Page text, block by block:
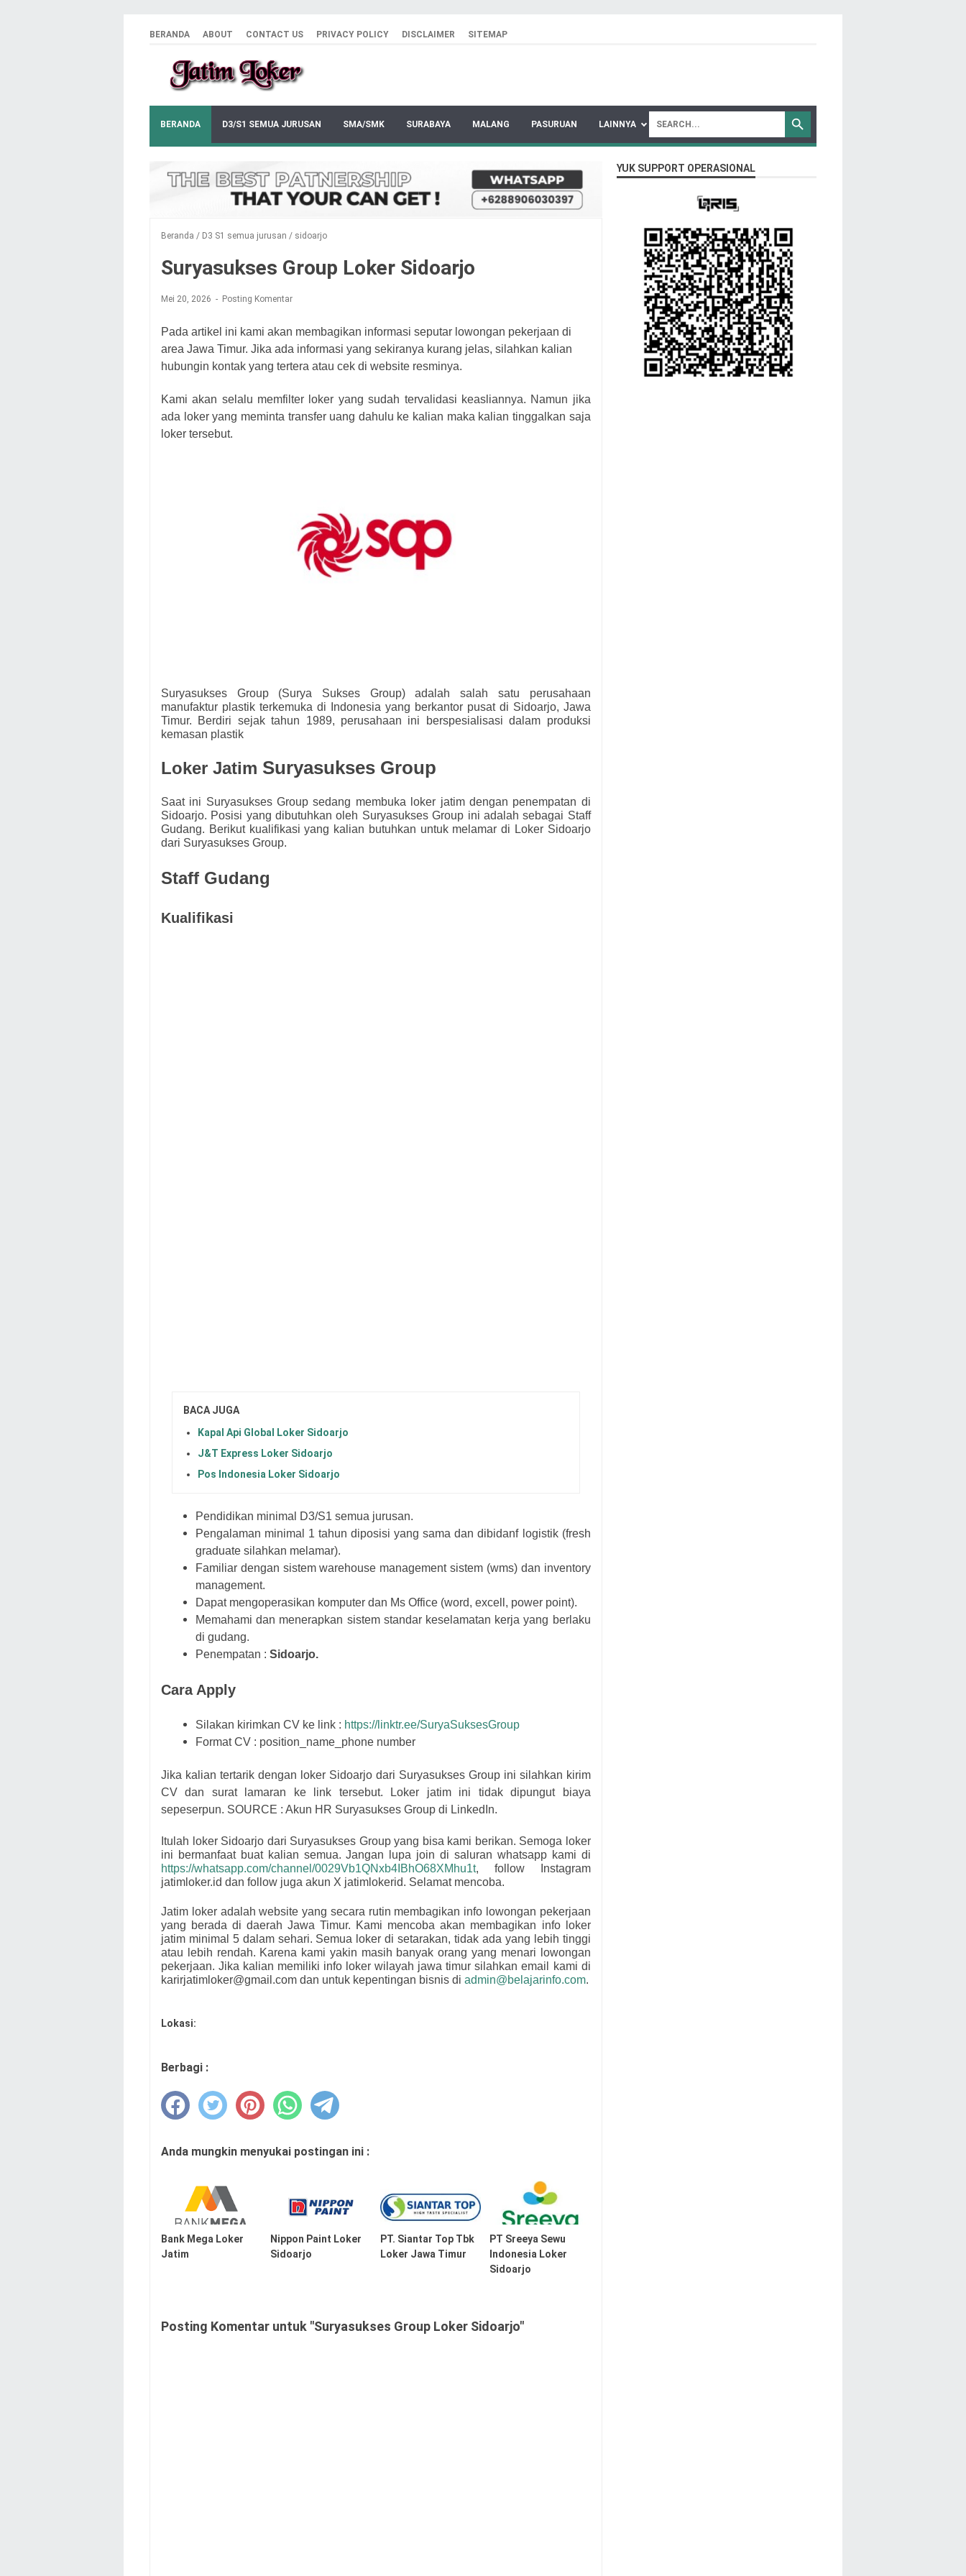
BERANDA ABOUT CONTACT US PRIVACY POLICY DISCLAIMER SITEMAP
BERANDA D3/S1 SEMUA JURUSAN SMA/SMK SURABAYA MALANG PASURUAN LAINNYA
Beranda / D3 S1 semua jurusan / sidoarjo
Suryasukses Group Loker Sidoarjo
Mei 20, 2026 Posting Komentar
Pada artikel ini kami akan membagikan informasi seputar lowongan pekerjaan di
area Jawa Timur. Jika ada informasi yang sekiranya kurang jelas, silahkan kalian
hubungin kontak yang tertera atau cek di website resminya.
Kami akan selalu memfilter loker yang sudah tervalidasi keasliannya. Namun jika
ada loker yang meminta transfer uang dahulu ke kalian maka kalian tinggalkan saja
loker tersebut.
Suryasukses Group (Surya Sukses Group) adalah salah satu perusahaan
manufaktur plastik terkemuka di Indonesia yang berkantor pusat di Sidoarjo, Jawa
Timur. Berdiri sejak tahun 1989, perusahaan ini berspesialisasi dalam produksi
kemasan plastik
Loker Jatim Suryasukses Group
Saat ini Suryasukses Groupsedang membuka loker jatim dengan penempatan di
Sidoarjo. Posisi yang dibutuhkan oleh Suryasukses Group ini adalah sebagai Staff
Gudang. Berikut kualifikasi yang kalian butuhkan untuk melamar di Loker Sidoarjo
dari Suryasukses Group.
Staff Gudang
Kualifikasi
BACA JUGA
Kapal Api Global Loker Sidoarjo
J&T Express Loker Sidoarjo
Pos Indonesia Loker Sidoarjo
Pendidikan minimal D3/S1 semua jurusan.
Pengalaman minimal 1 tahun diposisi yang sama dan dibidanf logistik (fresh
graduate silahkan melamar).
Familiar dengan sistem warehouse management sistem (wms) dan inventory
management.
Dapat mengoperasikan komputer dan Ms Office (word, excell, power point).
Memahami dan menerapkan sistem standar keselamatan kerja yang berlaku
di gudang.
Penempatan : Sidoarjo.
Cara Apply
Silakan kirimkan CV ke link : https://linktr.ee/SuryaSuksesGroup
Format CV : position_name_phone number
Jika kalian tertarik dengan loker Sidoarjo dari Suryasukses Group ini silahkan kirim
CV dan surat lamaran ke link tersebut. Loker jatim ini tidak dipungut biaya
sepeserpun. SOURCE : Akun HR Suryasukses Group di LinkedIn.
Itulah loker Sidoarjo dari Suryasukses Groupyang bisa kami berikan. Semoga loker
ini bermanfaat buat kalian semua.Jangan lupa join di saluran whatsapp kami di
https://whatsapp.com/channel/0029Vb1QNxb4IBhO68XMhu1t, follow Instagram
jatimloker.id dan follow juga akun X jatimlokerid. Selamat mencoba.
Jatim loker adalah website yang secara rutin membagikan info lowongan pekerjaan
yang berada di daerah Jawa Timur. Kami mencoba akan membagikan info loker
jatim minimal 5 dalam sehari. Semua loker di setarakan, tidak ada yang lebih tinggi
atau lebih rendah. Karena kami yakin masih banyak orang yang menari lowongan
pekerjaan. Jika kalian memiliki info loker wilayah jawa timur silahkan email kami di
karirjatimloker@gmail.com dan untuk kepentingan bisnis di admin@belajarinfo.com.
Lokasi:
Berbagi :
Anda mungkin menyukai postingan ini :
Bank Mega Loker
Jatim
Nippon Paint Loker
Sidoarjo
PT. Siantar Top Tbk
Loker Jawa Timur
PT Sreeya Sewu
Indonesia Loker
Sidoarjo
Posting Komentar untuk "Suryasukses Group Loker Sidoarjo"
YUK SUPPORT OPERASIONAL